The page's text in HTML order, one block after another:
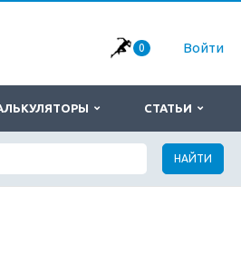
0 Войти
СТАТЬИ
НАЙТИ